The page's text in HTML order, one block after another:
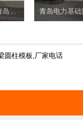
青岛寺庙圆柱模板,青岛圆柱子模板定制价格
圆柱模板,厂家电话